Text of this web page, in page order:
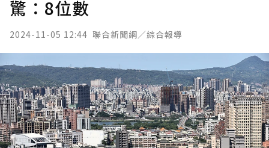
驚：8位數
2024-11-05 12:44 聯合新聞網／綜合報導